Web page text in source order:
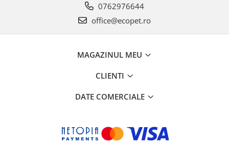
0762976644
office@ecopet.ro
MAGAZINUL MEU
CLIENTI
DATE COMERCIALE